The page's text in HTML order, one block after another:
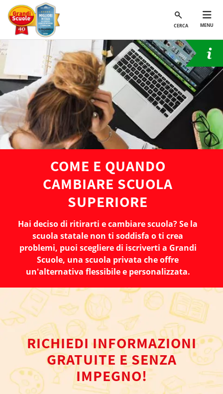
CERCA MENU
COME E QUANDO
CAMBIARE SCUOLA
SUPERIORE
Hai deciso di ritirarti e cambiare scuola? Se la
scuola statale non ti soddisfa o ti crea
problemi, puoi scegliere di iscriverti a Grandi
Scuole, una scuola privata che offre
un'alternativa flessibile e personalizzata.
RICHIEDI INFORMAZIONI
GRATUITE E SENZA
IMPEGNO!